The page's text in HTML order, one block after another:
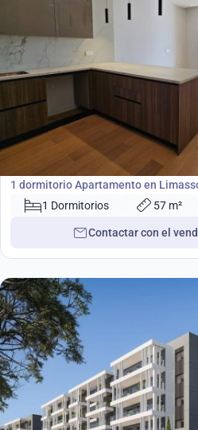
€750 000
Apartamento
1 dormitorio Apartamento en
1 Dormitorios
57 m²
Contactar con el